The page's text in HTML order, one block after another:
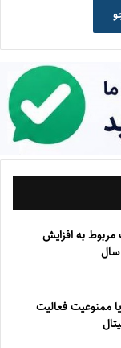
مربوط به افزایش
سال
ممنوعيت فعاليت